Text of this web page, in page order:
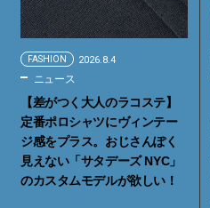
FASHION 2026.8.4
ニュース
【差がつく大人のラコステ】
定番ポロシャツにヴィンテー
ジ感をプラス。おじさんぽく
見えない「サタデーズ NYC」
のカスタムモデルが欲しい！